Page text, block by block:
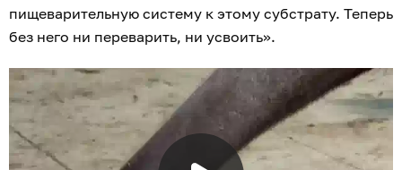
пищеварительную систему к этому субстрату. Теперь
без него ни переварить, ни усвоить».